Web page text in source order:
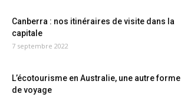
Canberra : nos itinéraires de visite dans la
capitale
7 septembre 2022
L’écotourisme en Australie, une autre forme
de voyage